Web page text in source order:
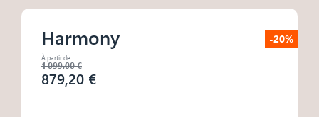
Harmony
À partir de
1 099,00 €
879,20 €
-20%